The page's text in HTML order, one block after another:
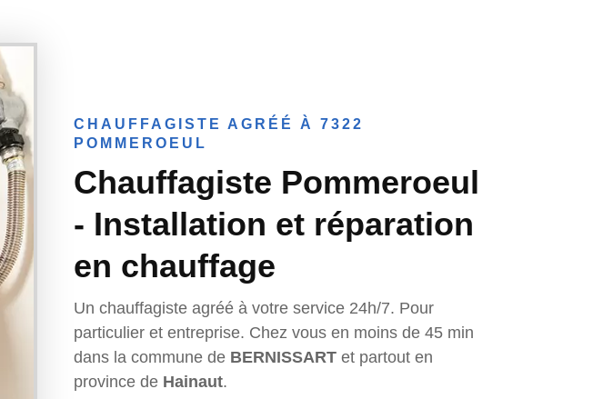
CHAUFFAGISTE AGRÉÉ À 7322
POMMEROEUL
Chauffagiste Pommeroeul
- Installation et réparation
en chauffage
Un chauffagiste agréé à votre service 24h/7. Pour
particulier et entreprise. Chez vous en moins de 45 min
dans la commune de BERNISSART et partout en
province de Hainaut.